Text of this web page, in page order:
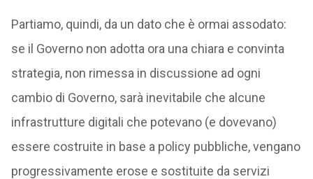
Partiamo, quindi, da un dato che è ormai assodato:
se il Governo non adotta ora una chiara e convinta
strategia, non rimessa in discussione ad ogni
cambio di Governo, sarà inevitabile che alcune
infrastrutture digitali che potevano (e dovevano)
essere costruite in base a policy pubbliche, vengano
progressivamente erose e sostituite da servizi